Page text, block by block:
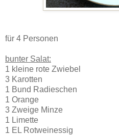
für 4 Personen
bunter Salat:
1 kleine rote Zwiebel
3 Karotten
1 Bund Radieschen
1 Orange
3 Zweige Minze
1 Limette
1 EL Rotweinessig